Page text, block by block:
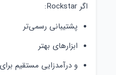
اگر Rockstar:
پشتیبانی رسمی‌تر
ابزارهای بهتر
و درآمدزایی مستقیم برای Creatorها